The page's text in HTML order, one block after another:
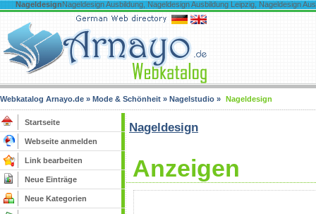
NageldesignNageldesign Ausbildung, Nageldesign Ausbildung Leipzig, Nageldesign
Webkatalog Arnayo.de » Mode & Schönheit » Nagelstudio » Nageldesign
Startseite
Webseite anmelden
Link bearbeiten
Neue Einträge
Neue Kategorien
Nageldesign
Anzeigen